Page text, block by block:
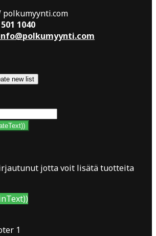
polkumyynti.com
1040
new list
jotta voit lisätä tuotteita